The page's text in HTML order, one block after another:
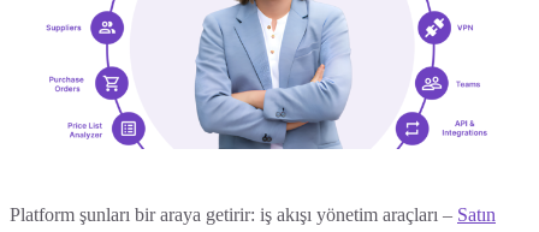
Platform şunları bir araya getirir: iş akışı yönetim araçları – Satın